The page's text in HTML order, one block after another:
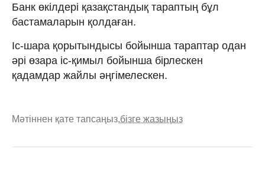
Банк өкілдері қазақстандық тараптың бұл
бастамаларын қолдаған.
Іс-шара қорытындысы бойынша тараптар одан
әрі өзара іс-қимыл бойынша бірлескен
қадамдар жайлы әңгімелескен.
Мәтіннен қате тапсаңыз,бізге жазыңыз